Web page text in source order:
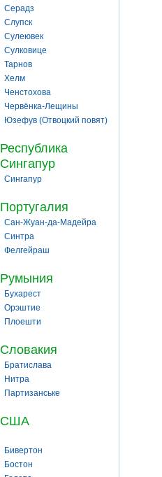
Серадз
Слупск
Сулеювек
Сулковице
Тарнов
Хелм
Ченстохова
Червёнка-Лещины
Юзефув (Отвоцкий повят)
Республика
Сингапур
Сингапур
Португалия
Сан-Жуан-да-Мадейра
Синтра
Фелгейраш
Румыния
Бухарест
Орэштие
Плоешти
Словакия
Братислава
Нитра
Партизанське
США
Бивертон
Бостон